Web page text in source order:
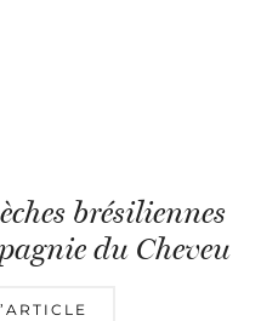
brésiliennes
du Cheveu